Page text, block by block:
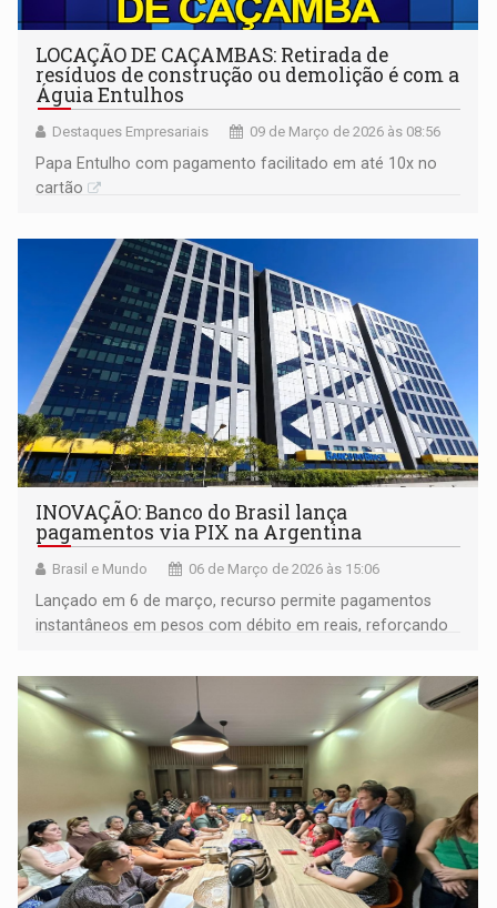
LOCAÇÃO DE CAÇAMBAS: Retirada de
resíduos de construção ou demolição é com a
Águia Entulhos
Destaques Empresariais 09 de Março de 2026 às 08:56
Papa Entulho com pagamento facilitado em até 10x no
cartão
INOVAÇÃO: Banco do Brasil lança
pagamentos via PIX na Argentina
Brasil e Mundo 06 de Março de 2026 às 15:06
Lançado em 6 de março, recurso permite pagamentos
instantâneos em pesos com débito em reais, reforçando
brasileiro